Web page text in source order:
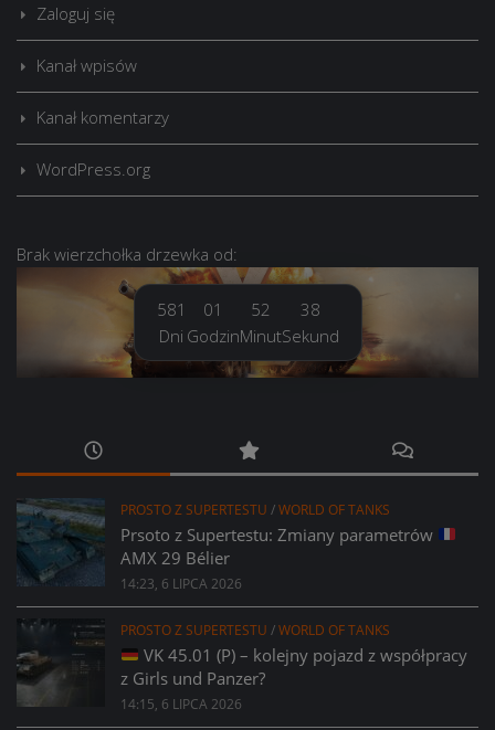
Zaloguj się
Kanał wpisów
Kanał komentarzy
WordPress.org
Brak wierzchołka drzewka od:
581
Dni
01
Godzin
52
Minut
38
Sekund
PROSTO Z SUPERTESTU /WORLD OF TANKS
Prsoto z Supertestu: Zmiany parametrów
AMX 29 Bélier
14:23, 6 LIPCA 2026
PROSTO Z SUPERTESTU /WORLD OF TANKS
VK 45.01 (P) – kolejny pojazd z współpracy
z Girls und Panzer?
14:15, 6 LIPCA 2026